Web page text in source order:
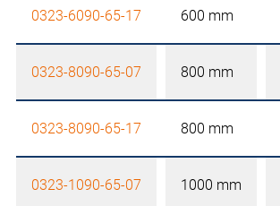
0323-6090-65-17 600 mm
0323-8090-65-07 800 mm
0323-8090-65-17 800 mm
0323-1090-65-07 1000 mm